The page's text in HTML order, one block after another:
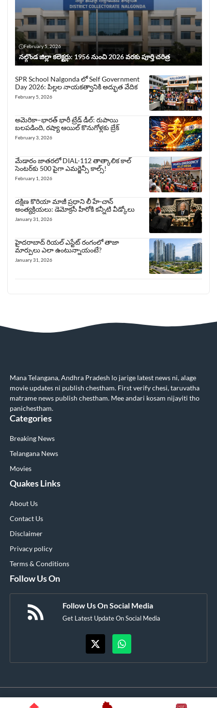
February 5, 2026
నల్గొండ జిల్లా కలెక్టర్లు: 1956 నుంచి 2026 వరకు పూర్తి చరిత్ర
SPR School Nalgonda లో Self Government
Day 2026: పిల్లల నాయకత్వానికి అద్భుత వేదిక
February 5, 2026
అమెరికా–భారత్ భారీ ట్రేడ్ డీల్: రుపాయి
బలపడింది, రష్యా ఆయిల్ కొనుగోళ్లకు బ్రేక్
February 3, 2026
మేడారం జాతరలో DIAL-112 తాత్కాలిక కాల్
సెంటర్‌కు 500 పైగా ఎమర్జెన్సీ కాల్స్!
February 1, 2026
దక్షిణ కొరియా మాజీ ప్రధాని లీ హే-చాన్
అంత్యక్రియలు: డెమోక్రసీ హీరోకి కన్నీటి వీడ్కోలు
January 31, 2026
హైదరాబాద్ రియల్ ఎస్టేట్ రంగంలో తాజా
మార్పులు ఎలా ఉంటున్నాయంటే?
January 31, 2026
Mana Telangana, Andhra Pradesh lo jarige latest news ni, alage
movie updates ni publish chestham. First verify chesi, taruvatha
matrame news publish chestham. Mee andari kosam nijayiti tho
panichestham.
Categories
Breaking News
Telangana News
Movies
Quakes Links
About Us
Contact Us
Disclaimer
Privacy policy
Terms & Conditions
Follow Us On
Follow Us On Social Media
Get Latest Update On Social Media
© Flashtelugunews.com • All rights reserved